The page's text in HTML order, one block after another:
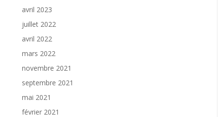
avril 2023
juillet 2022
avril 2022
mars 2022
novembre 2021
septembre 2021
mai 2021
février 2021